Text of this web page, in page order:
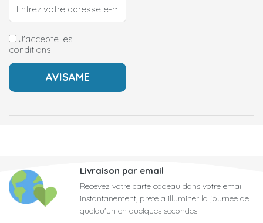
J'accepte les
conditions
Livraison par email
Recevez votre carte cadeau dans votre email
instantanement, prete a illuminer la journee de
quelqu'un en quelques secondes